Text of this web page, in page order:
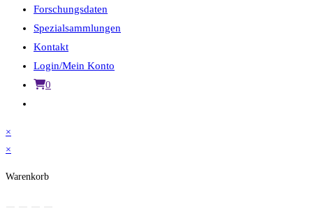
Forschungsdaten
Spezialsammlungen
Kontakt
Login/Mein Konto
0
×
×
Warenkorb